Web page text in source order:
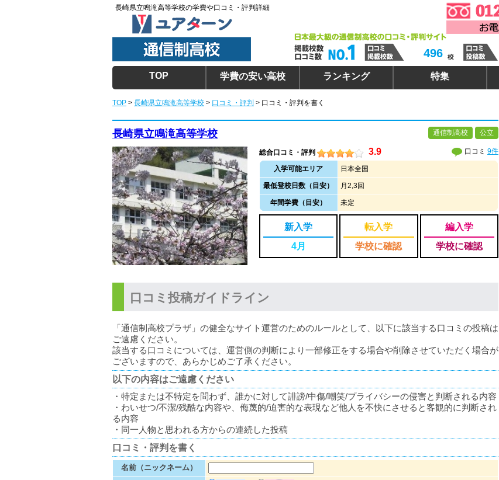
長崎県立鳴滝高等学校の学費や口コミ・評判詳細
496
TOP 学費の安い高校 ランキング 特集
TOP > 長崎県立鳴滝高等学校 > 口コミ・評判 > 口コミ・評判を書く
長崎県立鳴滝高等学校 通信制高校 公立
総合口コミ・評判 3.9 口コミ 9件
入学可能エリア 日本全国
最低登校日数（目安） 月2,3回
年間学費（目安） 未定
新入学
4月
転入学
学校に確認
編入学
学校に確認
口コミ投稿ガイドライン
「通信制高校プラザ」の健全なサイト運営のためのルールとして、以下に該当する口コミの投稿は
ご遠慮ください。
該当する口コミについては、運営側の判断により一部修正をする場合や削除させていただく場合が
ございますので、あらかじめご了承ください。
以下の内容はご遠慮ください
・特定または不特定を問わず、誰かに対して誹謗/中傷/嘲笑/プライバシーの侵害と判断される内容
・わいせつ/不潔/残酷な内容や、侮蔑的/迫害的な表現など他人を不快にさせると客観的に判断され
る内容
・同一人物と思われる方からの連続した投稿
口コミ・評判を書く
名前（ニックネーム）